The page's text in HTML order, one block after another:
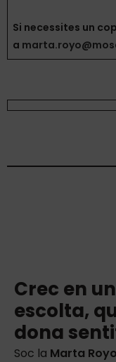
Si necessites un
a
Crec en
escolta,
dona
Soc la Marta